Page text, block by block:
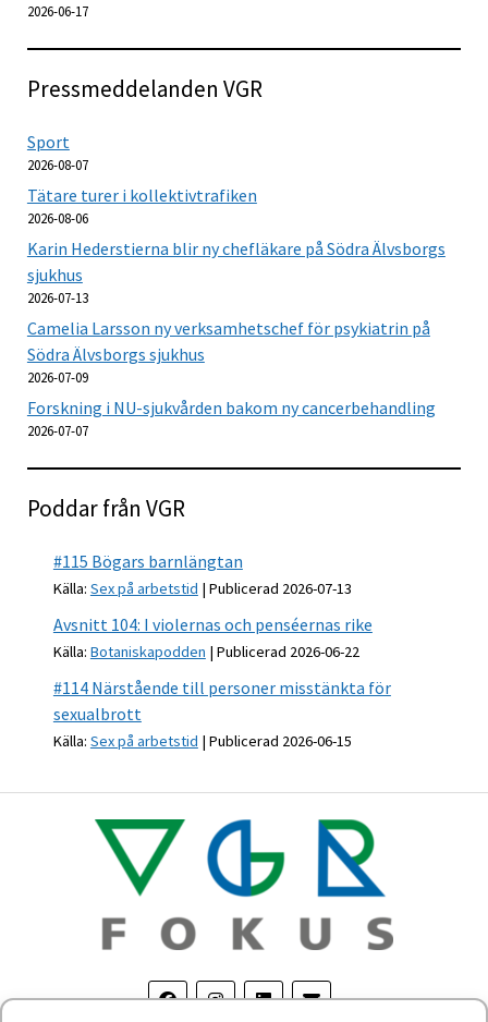
2026-06-17
Pressmeddelanden VGR
Sport
2026-08-07
Tätare turer i kollektivtrafiken
2026-08-06
Karin Hederstierna blir ny chefläkare på Södra Älvsborgs
sjukhus
2026-07-13
Camelia Larsson ny verksamhetschef för psykiatrin på
Södra Älvsborgs sjukhus
2026-07-09
Forskning i NU-sjukvården bakom ny cancerbehandling
2026-07-07
Poddar från VGR
#115 Bögars barnlängtan
Källa: Sex på arbetstid Publicerad 2026-07-13
Avsnitt 104: I violernas och penséernas rike
Källa: Botaniskapodden Publicerad 2026-06-22
#114 Närstående till personer misstänkta för
sexualbrott
Källa: Sex på arbetstid Publicerad 2026-06-15